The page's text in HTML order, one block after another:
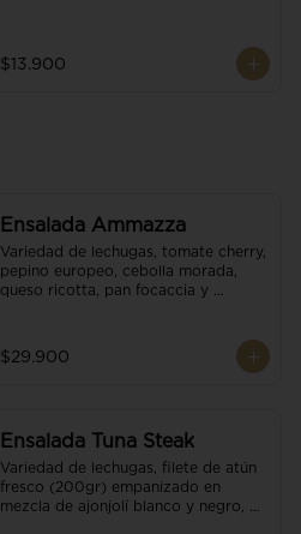
$13.900
Ensalada Ammazza
Variedad de lechugas, tomate cherry,
pepino europeo, cebolla morada,
queso ricotta, pan focaccia y
$29.900
Ensalada Tuna Steak
Variedad de lechugas, filete de atún
fresco (200gr) empanizado en
mezcla de ajonjolí blanco y negro,